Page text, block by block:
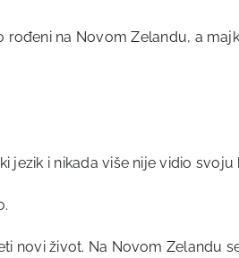
rođeni na Novom Zelandu, a
jezik i nikada više nije vidio
novi život. Na Novom Zelandu